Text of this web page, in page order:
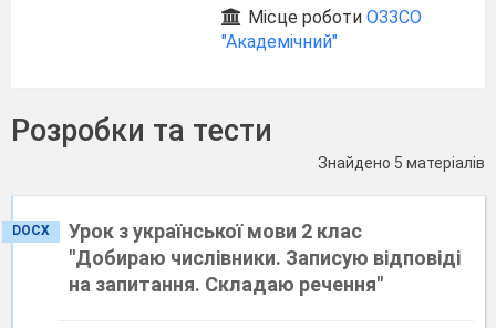
Місце роботи ОЗЗСО
"Академічний"
Розробки та тести
Знайдено 5 матеріалів
DOCX
Урок з української мови 2 клас
"Добираю числівники. Записую відповіді
на запитання. Складаю речення"